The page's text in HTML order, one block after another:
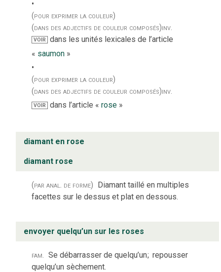
(pour exprimer la couleur)
(dans des adjectifs de couleur composés)inv.
VOIR
dans les unités lexicales de l’article
« saumon »
(pour exprimer la couleur)
(dans des adjectifs de couleur composés)inv.
VOIR dans l’article «rose »
diamant en rose
diamant rose
(par anal. de forme) Diamant taillé en multiples
facettes sur le dessus et plat en dessous.
envoyer quelqu’un sur les roses
fam. Se débarrasser de quelqu’un; repousser
quelqu’un sèchement.